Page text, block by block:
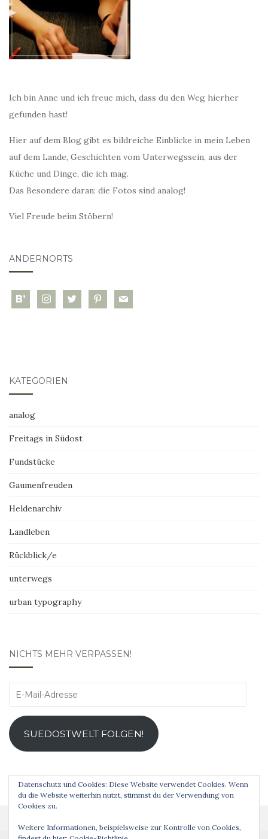
Ich bin Anne und ich freue mich, dass du den Weg hierher
gefunden hast!
Hier auf dem Blog gibt es bildreiche Einblicke in mein Leben
auf dem Lande, Geschichten vom Unterwegssein, aus der
Küche und Dinge, die ich mag.
Das Besondere daran: die Fotos sind analog!
Viel Freude beim Stöbern!
ANDERNORTS
bloglovininstagramtwitter pinterest
mail
KATEGORIEN
analog
Freitags in Südost
Fundstücke
Gaumenfreuden
Heldenarchiv
Landleben
Rückblick/e
unterwegs
urban typography
NICHTS MEHR VERPASSEN!
E-
Adresse
SUEDOSTWELT FOLGEN!
Datenschutz und Cookies: Diese Website verwendet Cookies. Wenn
du die Website weiterhin nutzt, stimmst du der Verwendung von
Cookies zu.
Weitere Informationen, beispielsweise zur Kontrolle von Cookies,